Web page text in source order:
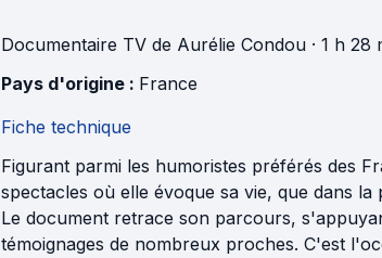
Documentaire TV de Aurélie Condou · 1 h 28
Pays d'origine : France
Fiche technique
Figurant parmi les humoristes préférés des
spectacles où elle évoque sa vie, que dans
Le document retrace son parcours,
témoignages de nombreux proches. C'est